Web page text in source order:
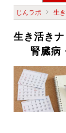
じんラボ 生
生き活き
腎臓病